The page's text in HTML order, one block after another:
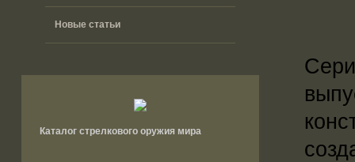
Новые статьи
Каталог стрелкового оружия мира